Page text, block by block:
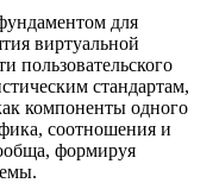
для
виртуальной
пользовательского
стандартам,
компоненты одного
соотношения и
формируя